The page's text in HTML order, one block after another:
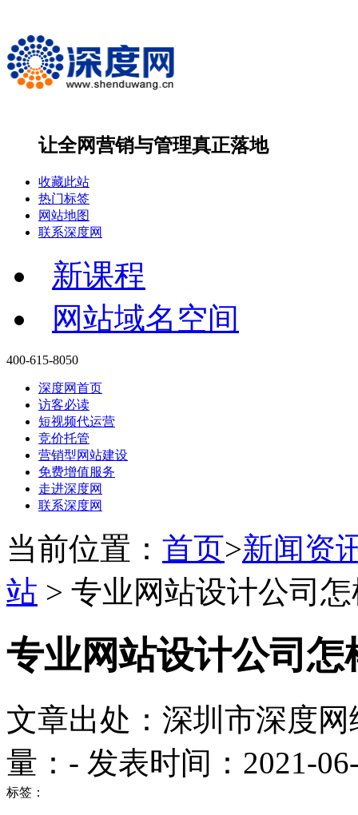
让全网营销与管理真正落地
收藏此站
热门标签
网站地图
联系深度网
新课程
网站域名空间
400-615-8050
深度网首页
访客必读
短视频代运营
竞价托管
营销型网站建设
免费增值服务
走进深度网
联系深度网
当前位置： 首页>新闻资
站 > 专业网站设计公司
专业网站设计公司怎
文章出处：深圳市深度
量： - 发表时间：2021-
标签：